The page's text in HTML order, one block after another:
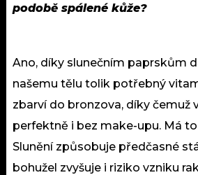
podobě spálené kůže?
Ano, díky slunečním paprskům
našemu tělu tolik potřebný
zbarví do bronzova, díky čemuž
perfektně i bez make-upu. Má
Slunění způsobuje předčasné
bohužel zvyšuje i riziko vzniku